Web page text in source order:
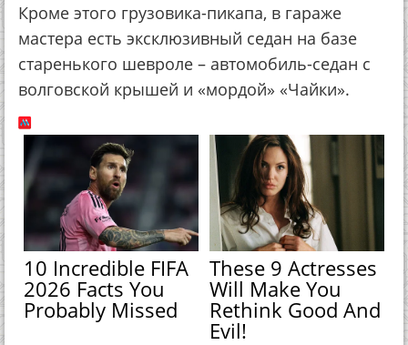
Кроме этого грузовика-пикапа, в гараже
мастера есть эксклюзивный седан на базе
старенького шевроле – автомобиль-седан с
волговской крышей и «мордой» «Чайки».
10 Incredible FIFA
2026 Facts You
Probably Missed
These 9 Actresses
Will Make You
Rethink Good And
Evil!